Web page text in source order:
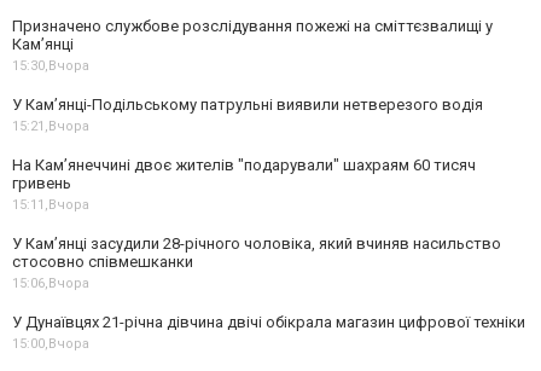
Призначено службове розслідування пожежі на сміттєзвалищі у
Кам’янці
15:30,Вчора
У Кам’янці-Подільському патрульні виявили нетверезого водія
15:21,Вчора
На Камʼянеччині двоє жителів "подарували" шахраям 60 тисяч
гривень
15:11,Вчора
У Камʼянці засудили 28-річного чоловіка, який вчиняв насильство
стосовно співмешканки
15:06,Вчора
У Дунаївцях 21-річна дівчина двічі обікрала магазин цифрової техніки
15:00,Вчора